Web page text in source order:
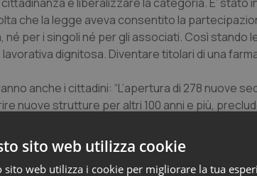
che la legge aveva consentito la
per i singoli né per gli associati. Così stando
dignitosa. Diventare titolari di una
anche i cittadini: “L’apertura di 278 nuove
nuove strutture per altri 100 anni e più,
e, dall’altro, snatura la natura di servizio
per aprire una nuova farmacia in un
sito web utilizza cookie
sito web utilizza i cookie per migliorare la tua